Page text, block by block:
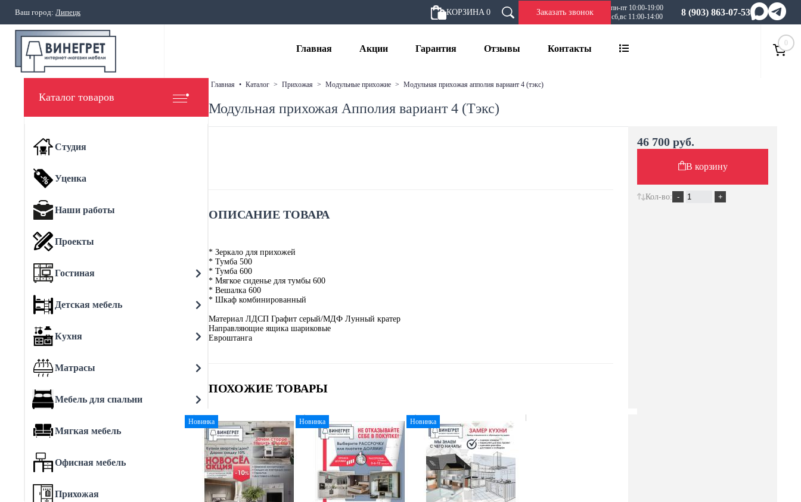
Ваш город: Липецк КОРЗИНА 0 Заказать звонок
пн-пт 10:00-19:00
сб,вс 11:00-14:00
8 (903) 863-07-53
Главная Акции Гарантия Отзывы Контакты
0
Каталог товаров
Студия
Уценка
Наши работы
Проекты
Гостиная
Детская мебель
Кухня
Матрасы
Мебель для спальни
Мягкая мебель
Офисная мебель
Прихожая
главная • каталог > прихожая > модульные прихожие > модульная прихожая апполия вариант 4 (тэкс)
Модульная прихожая Апполия вариант 4 (Тэкс)
ОПИСАНИЕ ТОВАРА
* Зеркало для прихожей
* Тумба 500
* Тумба 600
* Мягкое сиденье для тумбы 600
* Вешалка 600
* Шкаф комбинированный
Материал ЛДСП Графит серый/МДФ Лунный кратер
Направляющие ящика шариковые
Евроштанга
ПОХОЖИЕ ТОВАРЫ
Новинка Новинка Новинка
46 700 руб.
В корзину
Кол-во: